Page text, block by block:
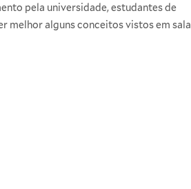
pela universidade, estudantes de
melhor alguns conceitos vistos em sala